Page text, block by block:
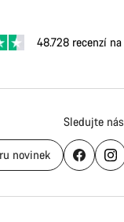
48.728 recenzí na
novinek
Sledujte nás